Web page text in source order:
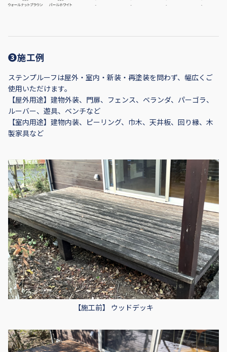
❸施工例
ステンプルーフは屋外・室内・新装・再塗装を問わず、幅広くご
使用いただけます。
【屋外用途】建物外装、門扉、フェンス、ベランダ、パーゴラ、
ルーバー、遊具、ベンチなど
【室内用途】建物内装、ピーリング、巾木、天井板、回り縁、木
製家具など
【施工前】 ウッドデッキ